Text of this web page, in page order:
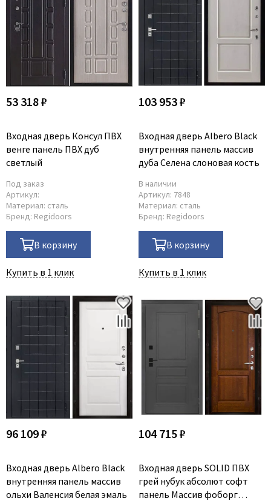
53 318 ₽
Входная дверь Консул ПВХ
венге панель ПВХ дуб
светлый
Под заказ
Артикул:
Материал: сталь
Бренд: Regidoors
В корзину
Купить в 1 клик
103 953 ₽
Входная дверь Albero Black
внутренняя панель массив
дуба Селена слоновая кость
В наличии
Артикул: 7848
Материал: сталь
Бренд: Regidoors
В корзину
Купить в 1 клик
96 109 ₽
Входная дверь Albero Black
внутренняя панель массив
ольхи Валенсия белая эмаль
104 715 ₽
Входная дверь SOLID ПВХ
грей нубук абсолют софт
панель Массив фоборг